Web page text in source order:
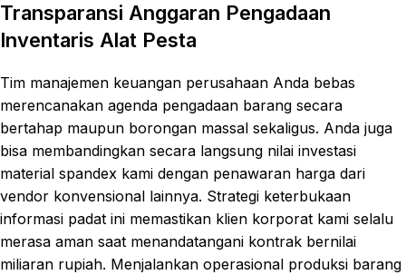
Transparansi Anggaran Pengadaan
Inventaris Alat Pesta
Tim manajemen keuangan perusahaan Anda bebas
merencanakan agenda pengadaan barang secara
bertahap maupun borongan massal sekaligus. Anda juga
bisa membandingkan secara langsung nilai investasi
material spandex kami dengan penawaran harga dari
vendor konvensional lainnya. Strategi keterbukaan
informasi padat ini memastikan klien korporat kami selalu
merasa aman saat menandatangani kontrak bernilai
miliaran rupiah. Menjalankan operasional produksi barang